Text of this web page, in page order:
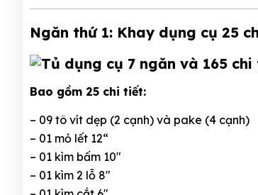
Ngăn thứ 1: Khay dụng cụ 25
Bao gồm 25 chi tiết:
– 09 tô vít dẹp (2 cạnh) và pake (4 cạnh)
– 01 mỏ lết 12“
– 01 kìm bấm 10″
– 01 kìm 2 lỗ 8″